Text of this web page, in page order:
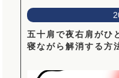
五十肩で夜右肩がひ
寝ながら解消する方